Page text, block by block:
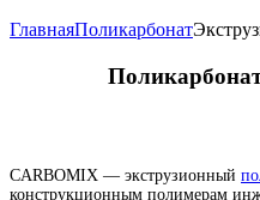
ГлавнаяПоликарбонат
CARBOMIX — экструзионный
конструкционным полимерам